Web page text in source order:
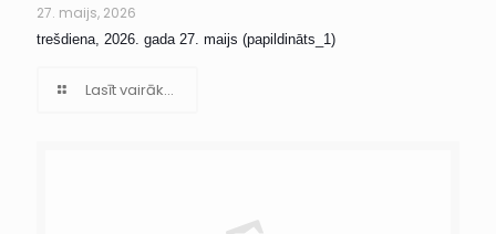
27. maijs, 2026
trešdiena, 2026. gada 27. maijs (papildināts_1)
Lasīt vairāk...